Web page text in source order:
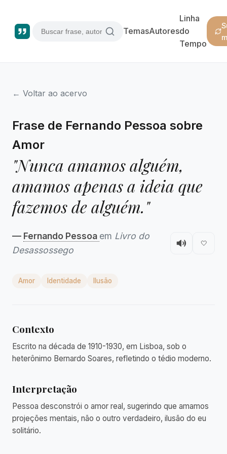
TemasAutores
Linha
do
Tempo
← Voltar ao acervo
Frase de Fernando Pessoa sobre
Amor
"Nunca amamos alguém,
amamos apenas a ideia que
fazemos de alguém."
— Fernando Pessoa em Livro do
Desassossego
🤍
Amor Identidade Ilusão
Contexto
Escrito na década de 1910-1930, em Lisboa, sob o
heterônimo Bernardo Soares, refletindo o tédio moderno.
Interpretação
Pessoa desconstrói o amor real, sugerindo que amamos
projeções mentais, não o outro verdadeiro, ilusão do eu
solitário.